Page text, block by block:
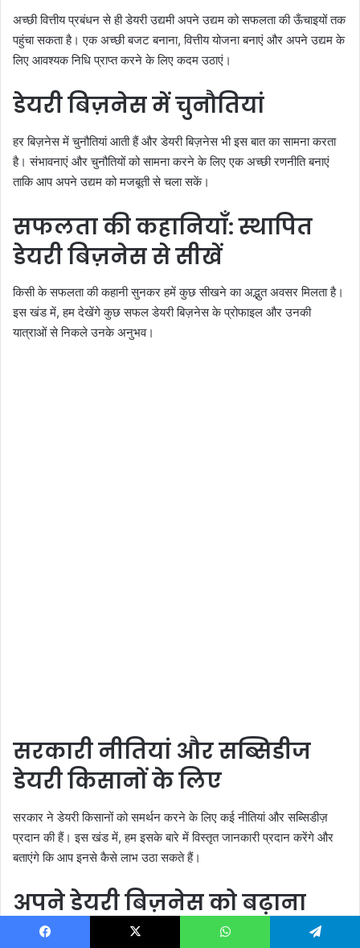
अच्छी वित्तीय प्रबंधन से ही डेयरी उद्यमी अपने उद्यम को सफलता की ऊँचाइयों तक
पहुंचा सकता है। एक अच्छी बजट बनाना, वित्तीय योजना बनाएं और अपने उद्यम के
लिए आवश्यक निधि प्राप्त करने के लिए कदम उठाएं।
डेयरी बिज़नेस में चुनौतियां
हर बिज़नेस में चुनौतियां आती हैं और डेयरी बिज़नेस भी इस बात का सामना करता
है। संभावनाएं और चुनौतियों को सामना करने के लिए एक अच्छी रणनीति बनाएं
ताकि आप अपने उद्यम को मजबूती से चला सकें।
सफलता की कहानियाँ: स्थापित
डेयरी बिज़नेस से सीखें
किसी के सफलता की कहानी सुनकर हमें कुछ सीखने का अद्भुत अवसर मिलता है।
इस खंड में, हम देखेंगे कुछ सफल डेयरी बिज़नेस के प्रोफाइल और उनकी
यात्राओं से निकले उनके अनुभव।
सरकारी नीतियां और सब्सिडीज
डेयरी किसानों के लिए
सरकार ने डेयरी किसानों को समर्थन करने के लिए कई नीतियां और सब्सिडीज़
प्रदान की हैं। इस खंड में, हम इसके बारे में विस्तृत जानकारी प्रदान करेंगे और
बताएंगे कि आप इनसे कैसे लाभ उठा सकते हैं।
अपने डेयरी बिज़नेस को बढ़ाना
अगर आपका डेयरी बिज़नेस सफलता की ऊँचाइयों तक पहुंच जाता है, तो आपको